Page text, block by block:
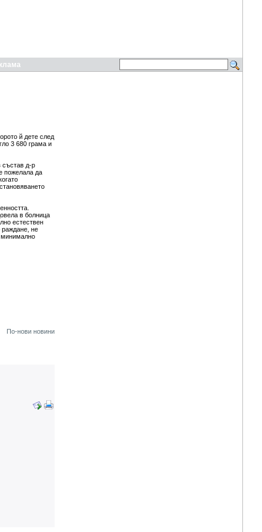
й дете след
3 680 грама и
състав д-р
пожелала да
в болница
естествен
раждане, не
минимално
По-нови новини